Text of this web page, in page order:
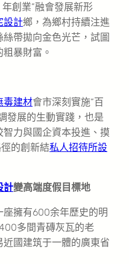
創業”融會發展新形
設計鄉，為鄉村持續注進
帶拋向金色光芒，試圖
暴財富。
毒建材會市深刻實施“百
發展的生動實踐，也是
力與國企資本投進、摸
的創新結私人招待所設
計變高端度假目標地
擁有600余年歷史的明
多間青磚灰瓦的老
國建筑于一體的廣東省